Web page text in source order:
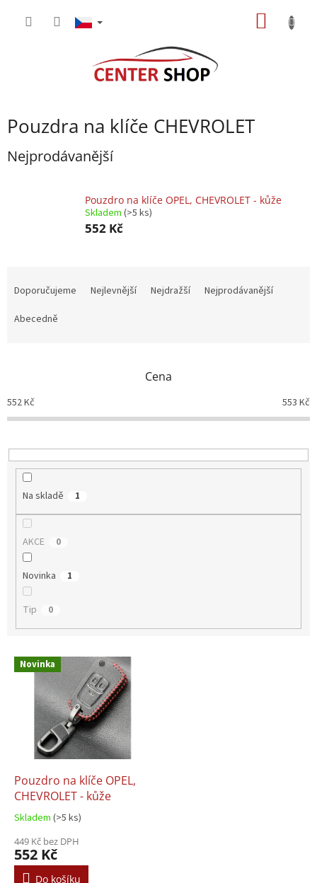
Pouzdra na klíče CHEVROLET
Nejprodávanější
Pouzdro na klíče OPEL, CHEVROLET - kůže
Skladem (>5 ks)
552 Kč
o
d
k
t
Doporučujeme Nejlevnější Nejdražší
Nejprodávanější
Abecedně
Cena
552Kč 553 Kč
Na skladě 1
AKCE 0
Novinka 1
Tip 0
V
ů
Novinka
Pouzdro na klíče OPEL,
CHEVROLET - kůže
Skladem (>5 ks)
449 Kč bez DPH
552 Kč
Do košíku